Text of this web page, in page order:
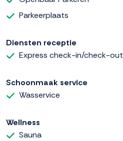
Parkeerplaats
Diensten receptie
Express check-in/check-out
Schoonmaak service
Wasservice
Wellness
Sauna